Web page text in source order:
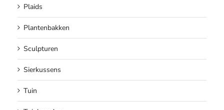
Plaids
Plantenbakken
Sculpturen
Sierkussens
Tuin